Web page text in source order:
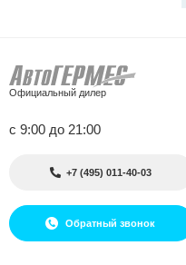
Официальный дилер
с 9:00 до 21:00
+7 (495) 011-40-03
Обратный звонок